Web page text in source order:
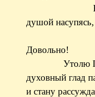
Всюду
душой
Довольно!
Утолю
духовный глад
и стану